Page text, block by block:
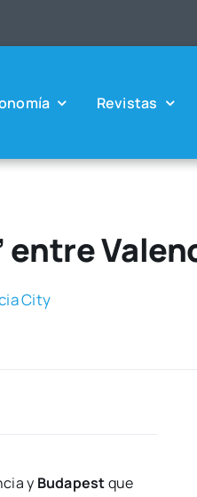
Revis­tas
entre
City
y Buda­pestque